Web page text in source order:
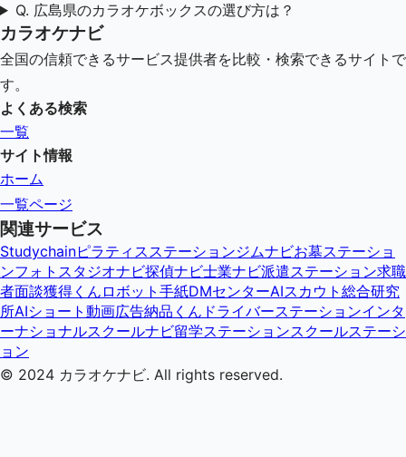
Q. 広島県のカラオケボックスの選び方は？
カラオケナビ
全国の信頼できるサービス提供者を比較・検索できるサイトで
す。
よくある検索
一覧
サイト情報
ホーム
一覧ページ
関連サービス
Studychainピラティスステーションジムナビお墓ステーショ
ンフォトスタジオナビ探偵ナビ士業ナビ派遣ステーション求職
者面談獲得くん ロボット手紙DMセンターAIスカウト総合研究
所AIショート動画広告納品くん ドライバーステーションインタ
ーナショナルスクールナビ留学ステーションスクールステーシ
ョン
© 2024 カラオケナビ. All rights reserved.